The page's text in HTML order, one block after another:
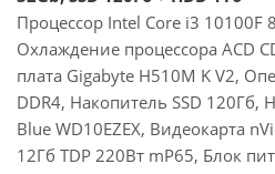
Процессор Intel Core i3 10100F
Охлаждение процессора ACD
плата Gigabyte H510M K V2,
DDR4, Накопитель SSD 120Гб,
Blue WD10EZEX, Видеокарта
12Гб TDP 220Вт mP65, Блок